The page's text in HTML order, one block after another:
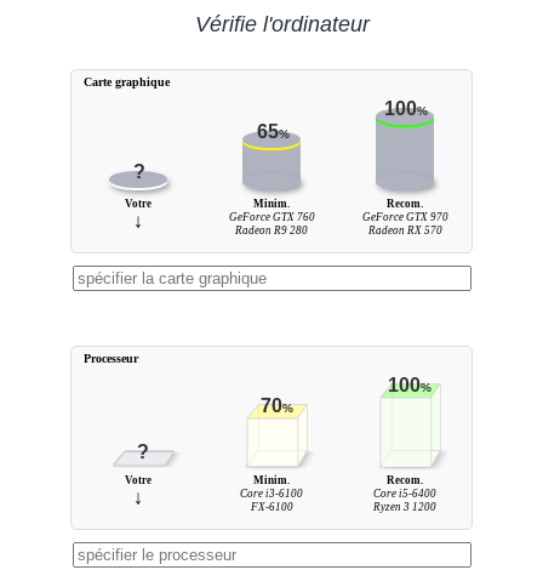
Vérifie l'ordinateur
?
65%
100%
Votre
↓
Minim.
GeForce GTX 760
Radeon R9 280
Recom.
GeForce GTX 970
Radeon RX 570
Carte graphique
?
70%
100%
Votre
↓
Minim.
Core i3-6100
FX-6100
Recom.
Core i5-6400
Ryzen 3 1200
Processeur